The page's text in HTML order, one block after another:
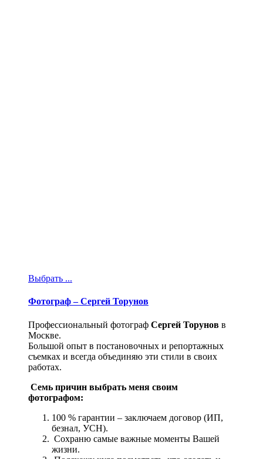
Выбрать ...
Фотограф – Сергей Торунов
Профессиональный фотограф Сергей Торунов в
Москве.
Большой опыт в постановочных и репортажных
съемках и всегда объединяю эти стили в своих
работах.
Семь причин выбрать меня своим
фотографом: ​
100 % гарантии – заключаем договор (ИП,
безнал, УСН).
Сохраню самые важные моменты Вашей
жизни.